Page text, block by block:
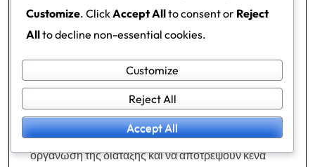
διάρκεια μεταβάσεων είναι ζωτικής σημασίας για την
αμυντική σταθερότητα. Ο δεξιός κεντρικός
τους συμπαίκτες για να διασφαλίσει ότι όλοι
κατανοούν τους ρόλους τους καθώς η ομάδα
μεταβαίνει από την άμυνα στην επίθεση. Οι σαφείς
λεκτικές ενδείξεις μπορούν να βοηθήσουν στην
οργάνωση της διάταξης και να αποτρέψουν κενά
Customize. ClickAccept Allto consent or Reject
Allto decline non-essential cookies.
Customize
Reject All
Accept All